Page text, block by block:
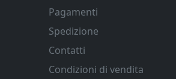
Pagamenti
Spedizione
Contatti
Condizioni di vendita